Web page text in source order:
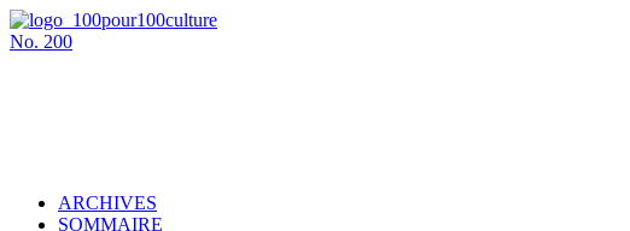
No. 200
ARCHIVES
SOMMAIRE